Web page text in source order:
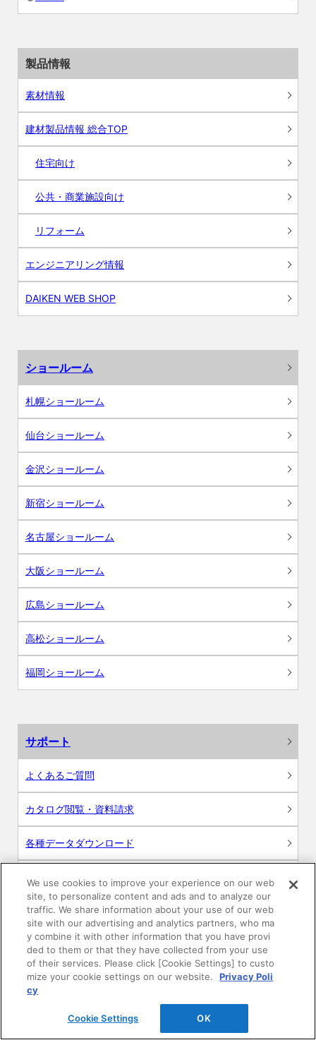
製品情報
素材情報
建材製品情報 総合TOP
住宅向け
公共・商業施設向け
リフォーム
エンジニアリング情報
DAIKEN WEB SHOP
ショールーム
札幌ショールーム
仙台ショールーム
金沢ショールーム
新宿ショールーム
名古屋ショールーム
大阪ショールーム
広島ショールーム
高松ショールーム
福岡ショールーム
サポート
よくあるご質問
カタログ閲覧・資料請求
各種データダウンロード
WEB見積・各種シミュレーション
交換用部品の購入
修理・点検
お問い合わせ
We use cookies to improve your experience on our web
site, to personalize content and ads and to analyze our
traffic. We share information about your use of our web
site with our advertising and analytics partners, who ma
y combine it with other information that you have provi
ded to them or that they have collected from your use
of their services. Please click [Cookie Settings] to custo
mize your cookie settings on our website.
Privacy Poli
cy
Cookie Settings OK